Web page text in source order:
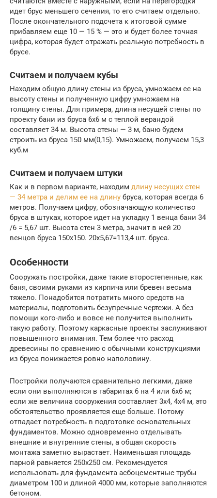
идет брус меньшего сечения, то его считаем отдельно.
После окончательного подсчета к итоговой сумме
прибавляем еще 10 — 15 % — это и будет более точная
цифра, которая будет отражать реальную потребность в
брусе.
Считаем и получаем кубы
Находим общую длину стены из бруса, умножаем ее на
высоту стены и полученную цифру умножаем на
толщину стены. Для примера, длина несущей стены по
проекту бани из бруса 6х6 м с теплой верандой
составляет 34 м. Высота стены — 3 м, баню будем
строить из бруса 150 мм(0,15). Умножаем, получаем 15,3
куб.м
Считаем и получаем штуки
Как и в первом варианте, находим длину несущих стен
— 34 метра и делим ее на длину бруса, которая всегда 6
метров. Получаем цифру, обозначающую количество
бруса в штуках, которое идет на укладку 1 венца бани 34
/6 = 5,67 шт. Высота стен 3 метра, значит в ней 20
венцов бруса 150х150. 20х5,67=113,4 шт. бруса.
Особенности
Сооружать постройки, даже такие второстепенные, как
баня, своими руками из кирпича или бревен весьма
тяжело. Понадобится потратить много средств на
материалы, подготовить безупречные чертежи. А без
помощи кого-либо и вовсе не получится выполнить
такую работу. Поэтому каркасные проекты заслуживают
повышенного внимания. Тем более что расход
древесины по сравнению с обычными конструкциями
из бруса понижается ровно наполовину.
Постройки получаются сравнительно легкими, даже
если они выполняются в габаритах 6 на 4 или 6х6 м;
если же величина сооружения составляет 3х4, 4х4 м, это
обстоятельство проявляется еще больше. Потому
отпадает потребность в подготовке основательных
фундаментов. Можно одновременно отделывать
внешние и внутренние стены, а общая скорость
монтажа заметно вырастает. Наименьшая площадь
парной равняется 250х250 см. Рекомендуется
использовать для фундамента асбоцементные трубы
диаметром 100 и длиной 4000 мм, которые заполняются
бетоном.